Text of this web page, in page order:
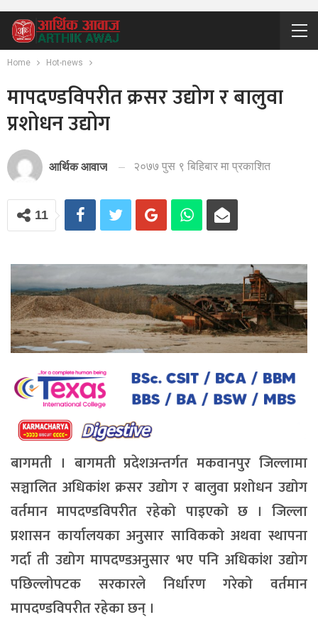
Home Hot-news
मापदण्डविपरीत क्रसर उद्योग र बालुवा
प्रशोधन उद्योग
आर्थिक आवाज २०७७ पुस ९ बिहिबार मा प्रकाशित
11
बागमती । बागमती प्रदेशअन्तर्गत मकवानपुर जिल्लामा
सञ्चालित अधिकांश क्रसर उद्योग र बालुवा प्रशोधन उद्योग
वर्तमान मापदण्डविपरीत रहेको पाइएको छ । जिल्ला
प्रशासन कार्यालयका अनुसार साविकको अथवा स्थापना
गर्दा ती उद्योग मापदण्डअनुसार भए पनि अधिकांश उद्योग
पछिल्लोपटक सरकारले निर्धारण गरेको वर्तमान
मापदण्डविपरीत रहेका छन् ।